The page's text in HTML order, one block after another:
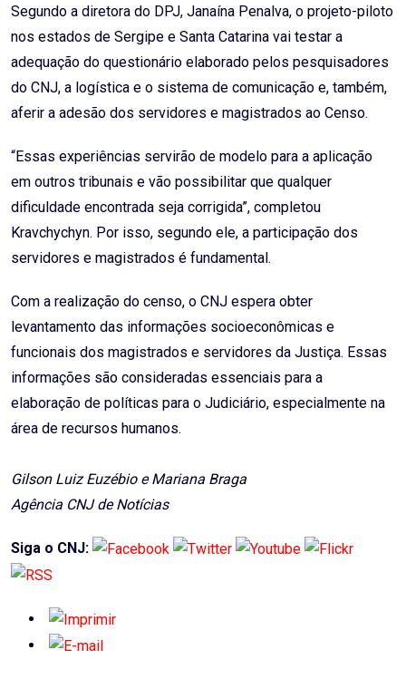
Segundo a diretora do DPJ, Janaína Penalva, o projeto-piloto
nos estados de Sergipe e Santa Catarina vai testar a
adequação do questionário elaborado pelos pesquisadores
do CNJ, a logística e o sistema de comunicação e, também,
aferir a adesão dos servidores e magistrados ao Censo.
“Essas experiências servirão de modelo para a aplicação
em outros tribunais e vão possibilitar que qualquer
dificuldade encontrada seja corrigida”, completou
Kravchychyn. Por isso, segundo ele, a participação dos
servidores e magistrados é fundamental.
Com a realização do censo, o CNJ espera obter
levantamento das informações socioeconômicas e
funcionais dos magistrados e servidores da Justiça. Essas
informações são consideradas essenciais para a
elaboração de políticas para o Judiciário, especialmente na
área de recursos humanos.
Gilson Luiz Euzébio e Mariana Braga
Agência CNJ de Notícias
Siga o CNJ: